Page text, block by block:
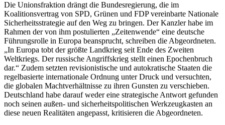
Die Unionsfraktion drängt die Bundesregierung, die im
Koalitionsvertrag von SPD, Grünen und FDP vereinbarte Nationale
Sicherheitsstrategie auf den Weg zu bringen. Der Kanzler habe im
Rahmen der von ihm postulierten „Zeitenwende“ eine deutsche
Führungsrolle in Europa beansprucht, schreiben die Abgeordneten.
„In Europa tobt der größte Landkrieg seit Ende des Zweiten
Weltkriegs. Der russische Angriffskrieg stellt einen Epochenbruch
dar.“ Zudem setzten revisionistische und autokratische Staaten die
regelbasierte internationale Ordnung unter Druck und versuchten,
die globalen Machtverhältnisse zu ihren Gunsten zu verschieben.
Deutschland habe darauf weder eine strategische Antwort gefunden
noch seinen außen- und sicherheitspolitischen Werkzeugkasten an
diese neuen Realitäten angepasst, kritisieren die Abgeordneten.